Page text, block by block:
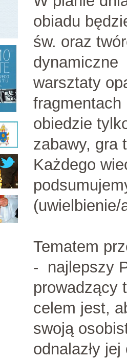
obiadu
św. oraz
dynamiczne
warsztaty
fragmentach
obiedzie
zabawy, gra
Każdego
(uwielbienie/
Tematem
- najlepszy
prowadzący
celem jest,
swoją
odnalazły